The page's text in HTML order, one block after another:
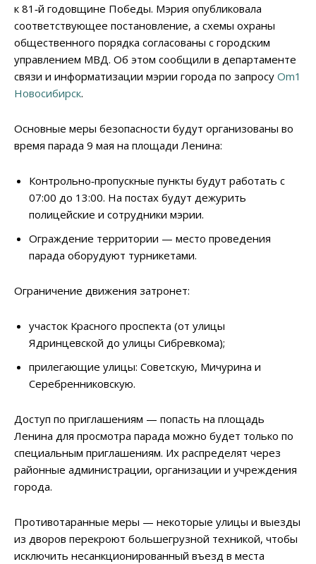
к 81‑й годовщине Победы. Мэрия опубликовала
соответствующее постановление, а схемы охраны
общественного порядка согласованы с городским
управлением МВД. Об этом сообщили в департаменте
связи и информатизации мэрии города по запросу Om1
Новосибирск.
Основные меры безопасности будут организованы во
время парада 9 мая на площади Ленина:
Контрольно‑пропускные пункты будут работать с
07:00 до 13:00. На постах будут дежурить
полицейские и сотрудники мэрии.
Ограждение территории — место проведения
парада оборудуют турникетами.
Ограничение движения затронет:
участок Красного проспекта (от улицы
Ядринцевской до улицы Сибревкома);
прилегающие улицы: Советскую, Мичурина и
Серебренниковскую.
Доступ по приглашениям — попасть на площадь
Ленина для просмотра парада можно будет только по
специальным приглашениям. Их распределят через
районные администрации, организации и учреждения
города.
Противотаранные меры — некоторые улицы и выезды
из дворов перекроют большегрузной техникой, чтобы
исключить несанкционированный въезд в места